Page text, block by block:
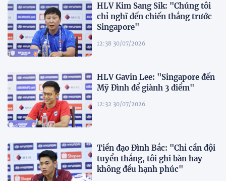
HLV Kim Sang Sik: "Chúng tôi
chỉ nghĩ đến chiến thắng trước
Singapore"
12:38 30/07/2026
HLV Gavin Lee: "Singapore đến
Mỹ Đình để giành 3 điểm"
12:32 30/07/2026
Tiền đạo Đình Bắc: "Chỉ cần đội
tuyển thắng, tôi ghi bàn hay
không đều hạnh phúc"